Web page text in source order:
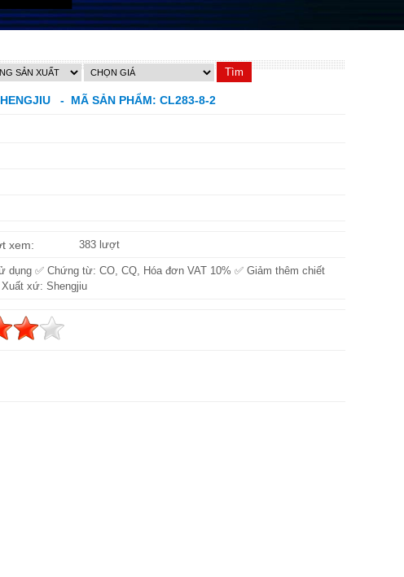
- MÃ SẢN PHẨM: CL283-8-2
xem: 383 lượt
✅ Chứng từ: CO, CQ, Hóa đơn VAT 10% ✅ Giảm thêm chiết
xứ: Shengjiu